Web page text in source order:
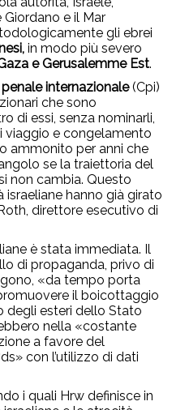
Giordano e il Mar
gli ebrei
in modo più severo
e Gerusalemme Est.
penale internazionale(Cpi)
che sono
di essi, senza nominarli,
viaggio e congelamento
ammonito per anni che
se la traiettoria del
non cambia. Questo
hanno già girato
direttore esecutivo di
è stata immediata. Il
di propaganda, privo di
«da tempo porta
il boicottaggio
degli esteri dello Stato
nella «costante
a favore del
con l’utilizzo di dati
i quali Hrw definisce in